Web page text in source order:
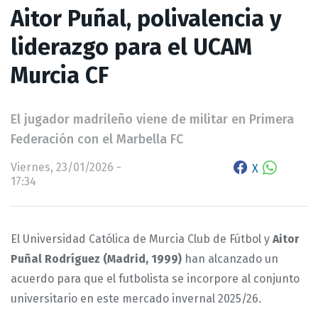
Aitor Puñal, polivalencia y
liderazgo para el UCAM
Murcia CF
El jugador madrileño viene de militar en Primera
Federación con el Marbella FC
Viernes, 23/01/2026 -
17:34
X
El Universidad Católica de Murcia Club de Fútbol y Aitor
Puñal Rodríguez (Madrid, 1999) han alcanzado un
acuerdo para que el futbolista se incorpore al conjunto
universitario en este mercado invernal 2025/26.